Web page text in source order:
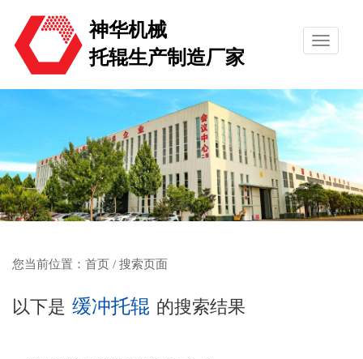
神华机械
托辊生产制造厂家
您当前位置： 首页 / 搜索页面
以下是 缓冲托辊 的搜索结果